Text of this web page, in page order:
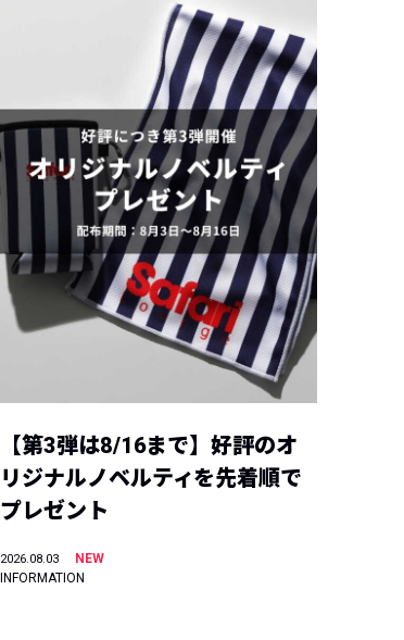
【第3弾は8/16まで】好評のオ
リジナルノベルティを先着順で
プレゼント
2026.08.03
NEW
INFORMATION